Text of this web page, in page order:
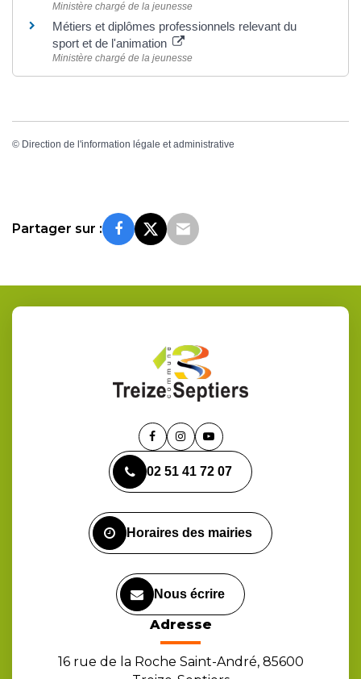
Ministère chargé de la jeunesse
Métiers et diplômes professionnels relevant du
sport et de l'animation
Ministère chargé de la jeunesse
© Direction de l'information légale et administrative
Partager sur :
Lien
le
compte
Lien
le
compte
Lien
la
chaîne
02 51 41 72 07
Horaires des mairies
Nous écrire
Adresse
16 rue de la Roche Saint-André, 85600